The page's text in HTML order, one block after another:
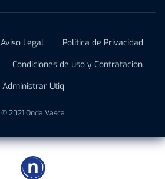
Aviso Legal
Política de Privacidad
Condiciones de uso y Contratación
Administrar Utiq
© 2021 Onda Vasca